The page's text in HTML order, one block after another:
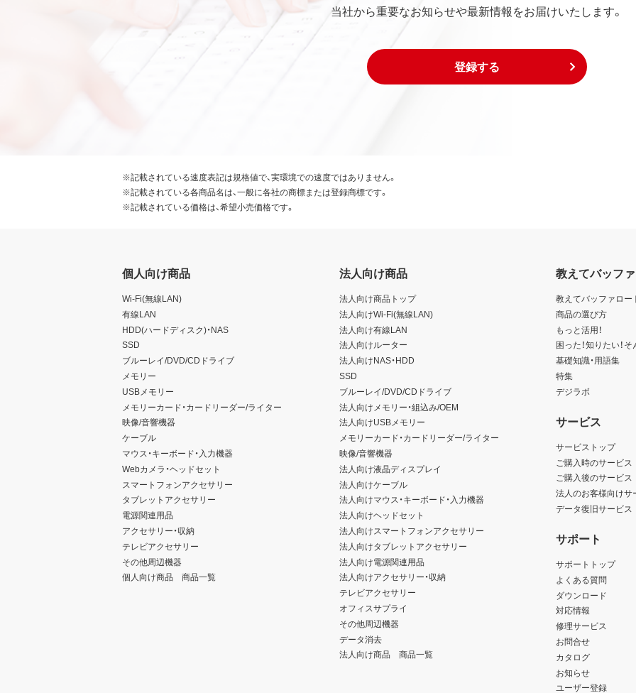
当社から重要なお知らせや最新情報をお届けいたします。
登録する
※記載されている速度表記は規格値で、実環境での速度ではありません。
※記載されている各商品名は、一般に各社の商標または登録商標です。
※記載されている価格は、希望小売価格です。
個人向け商品
Wi-Fi(無線LAN)
有線LAN
HDD(ハードディスク)・NAS
SSD
ブルーレイ/DVD/CDドライブ
メモリー
USBメモリー
メモリーカード・カードリーダー/ライター
映像/音響機器
ケーブル
マウス・キーボード・入力機器
Webカメラ・ヘッドセット
スマートフォンアクセサリー
タブレットアクセサリー
電源関連用品
アクセサリー・収納
テレビアクセサリー
その他周辺機器
個人向け商品 商品一覧
法人向け商品
法人向け商品トップ
法人向けWi-Fi(無線LAN)
法人向け有線LAN
法人向けルーター
法人向けNAS・HDD
SSD
ブルーレイ/DVD/CDドライブ
法人向けメモリー・組込み/OEM
法人向けUSBメモリー
メモリーカード・カードリーダー/ライター
映像/音響機器
法人向け液晶ディスプレイ
法人向けケーブル
法人向けマウス・キーボード・入力機器
法人向けヘッドセット
法人向けスマートフォンアクセサリー
法人向けタブレットアクセサリー
法人向け電源関連用品
法人向けアクセサリー・収納
テレビアクセサリー
オフィスサプライ
その他周辺機器
データ消去
法人向け商品 商品一覧
教えてバッフ
教えてバッファロー
商品の選び方
もっと活用！
困った！知りたい！
基礎知識・用語集
特集
デジラボ
サービス
サービストップ
ご購入時のサービス
ご購入後のサービス
法人のお客様向けサ
データ復旧サービス
サポート
サポートトップ
よくある質問
ダウンロード
対応情報
修理サービス
お問合せ
カタログ
お知らせ
ユーザー登録